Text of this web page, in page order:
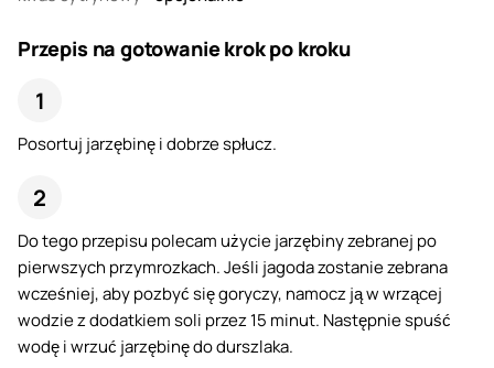
Przepis na gotowanie krok po kroku
Posortuj jarzębinę i dobrze spłucz.
Do tego przepisu polecam użycie jarzębiny zebranej po
pierwszych przymrozkach. Jeśli jagoda zostanie zebrana
wcześniej, aby pozbyć się goryczy, namocz ją w wrzącej
wodzie z dodatkiem soli przez 15 minut. Następnie spuść
wodę i wrzuć jarzębinę do durszlaka.